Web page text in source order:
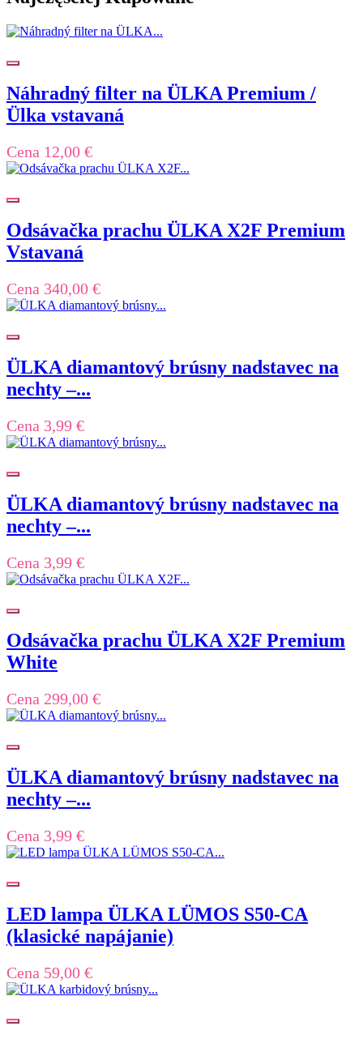
Náhradný filter na ÜLKA Premium /
Ülka vstavaná
Cena 12,00 €
Odsávačka prachu ÜLKA X2F Premium
Vstavaná
Cena 340,00 €
ÜLKA diamantový brúsny nadstavec na
nechty –...
Cena 3,99 €
ÜLKA diamantový brúsny nadstavec na
nechty –...
Cena 3,99 €
Odsávačka prachu ÜLKA X2F Premium
White
Cena 299,00 €
ÜLKA diamantový brúsny nadstavec na
nechty –...
Cena 3,99 €
LED lampa ÜLKA LÜMOS S50-CA
(klasické napájanie)
Cena 59,00 €